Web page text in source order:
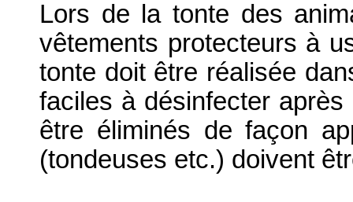
Lors de la tonte des
vêtements protecteurs à
tonte doit être réalisée
faciles à désinfecter
être éliminés de façon
(tondeuses etc.) doivent